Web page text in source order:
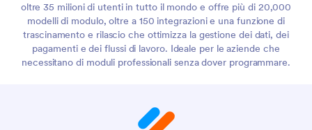
oltre 35 milioni di utenti in tutto il mondo e offre più di 20,000
modelli di modulo, oltre a 150 integrazioni e una funzione di
trascinamento e rilascio che ottimizza la gestione dei dati, dei
pagamenti e dei flussi di lavoro. Ideale per le aziende che
necessitano di moduli professionali senza dover programmare.